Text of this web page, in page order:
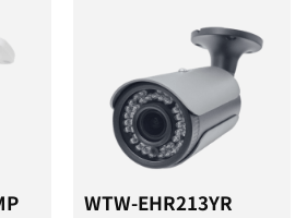
WTW-EHR213YR